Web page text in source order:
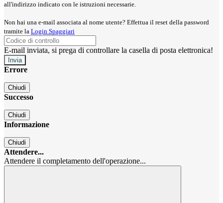
all'indirizzo indicato con le istruzioni necessarie.
Non hai una e-mail associata al nome utente? Effettua il reset della password
tramite la Login Spaggiari
E-mail inviata, si prega di controllare la casella di posta elettronica!
Errore
Chiudi
Successo
Chiudi
Informazione
Chiudi
Attendere...
Attendere il completamento dell'operazione...